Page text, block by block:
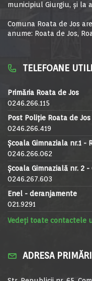
municipiul Giurgiu, şi la
Comuna Roata de Jos
anume: Roata de Jos,
TELEFOANE
Primăria Roata de Jos
0246.266.115
Post Poliție Roata de Jos
0246.266.419
Școala Gimnaziala nr.1 -
0246.266.062
Școala Gimnazială nr. 2 -
0246.267.603
Enel - deranjamente
021.9291
Vedeți toate contactele
ADRESA